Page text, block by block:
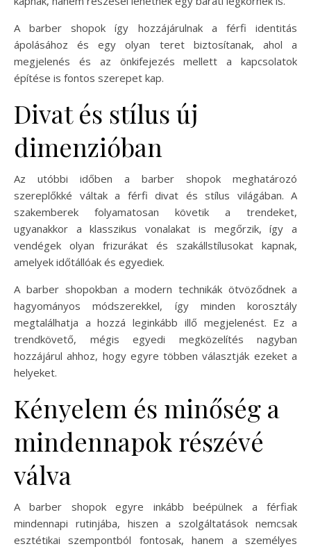
A barber shopok így hozzájárulnak a férfi identitás
ápolásához és egy olyan teret biztosítanak, ahol a
megjelenés és az önkifejezés mellett a kapcsolatok
építése is fontos szerepet kap.
Divat és stílus új
dimenzióban
Az utóbbi időben a barber shopok meghatározó
szereplőkké váltak a férfi divat és stílus világában. A
szakemberek folyamatosan követik a trendeket,
ugyanakkor a klasszikus vonalakat is megőrzik, így a
vendégek olyan frizurákat és szakállstílusokat kapnak,
amelyek időtállóak és egyediek.
A barber shopokban a modern technikák ötvöződnek a
hagyományos módszerekkel, így minden korosztály
megtalálhatja a hozzá leginkább illő megjelenést. Ez a
trendkövető, mégis egyedi megközelítés nagyban
hozzájárul ahhoz, hogy egyre többen választják ezeket a
helyeket.
Kényelem és minőség a
mindennapok részévé
válva
A barber shopok egyre inkább beépülnek a férfiak
mindennapi rutinjába, hiszen a szolgáltatások nemcsak
esztétikai szempontból fontosak, hanem a személyes